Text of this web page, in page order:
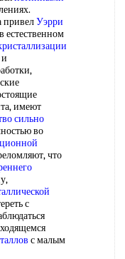
привелУэрри
в естественном
имеют
сильно
во
что
с
с малым